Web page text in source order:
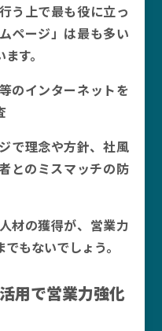
う上で最も役に立っ
ページ」は最も多い
す。
のインターネットを
で理念や方針、社風
とのミスマッチの防
材の獲得が、営業力
もないでしょう。
用で営業力強化